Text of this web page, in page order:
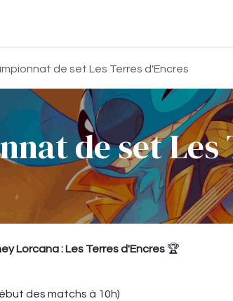
de set Les Terres d'Encres
de set Les
Lorcana : Les Terres d'Encres 🏆
des matchs à 10h)